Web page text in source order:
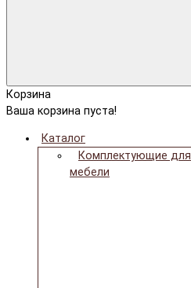
Корзина
Ваша корзина пуста!
Каталог
Комплектующие для
мебели